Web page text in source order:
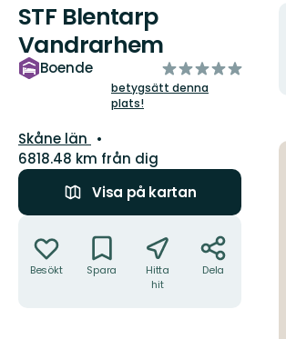
STF Blentarp
Vandrarhem
Boende
av
5
betygsätt denna
plats!
Län:
Skåne län
6818.48 km från dig
Visa på kartan
Besökt Spara
Hitta
hit
Dela